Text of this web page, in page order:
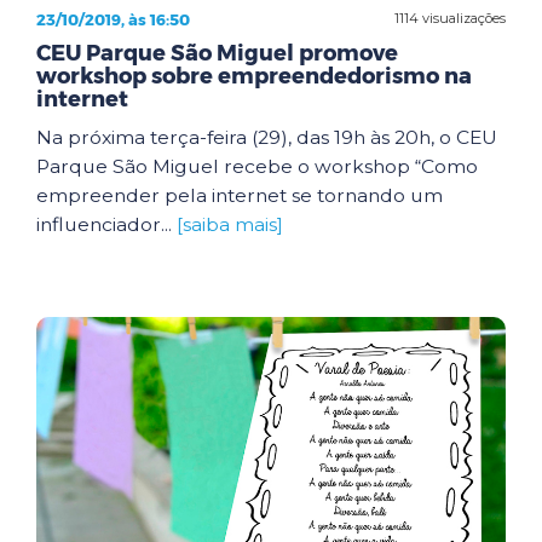
1114 visualizações
23/10/2019, às 16:50
CEU Parque São Miguel promove
workshop sobre empreendedorismo na
internet
Na próxima terça-feira (29), das 19h às 20h, o CEU
Parque São Miguel recebe o workshop “Como
empreender pela internet se tornando um
influenciador... [saiba mais]